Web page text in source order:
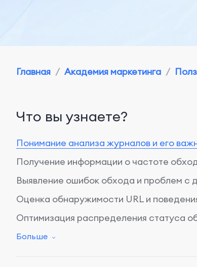
Главная / Академия маркетинга /
Что вы узнаете?
Понимание анализа журналов и его
Получение информации о частоте
Выявление ошибок обхода и проблем с
Оценка обнаружимости URL и
Оптимизация распределения статуса
Заключение: Улучшение
Больше